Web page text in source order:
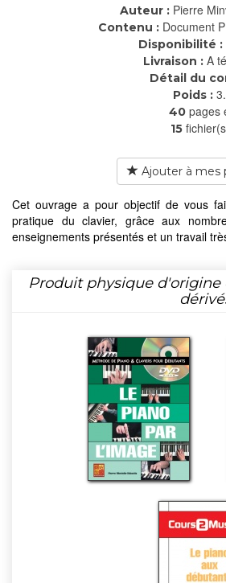
Auteur : Pierre
Contenu : Document
Disponibilité :
Livraison : A
Détail du
Poids :
40 pages
15
Ajouter à mes
Cet ouvrage a pour objectif de vous
pratique du clavier, grâce aux
enseignements présentés et un travail
Produit physique d'origine